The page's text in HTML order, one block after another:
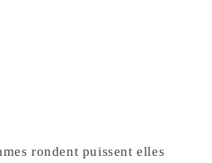
rondent puissent elles